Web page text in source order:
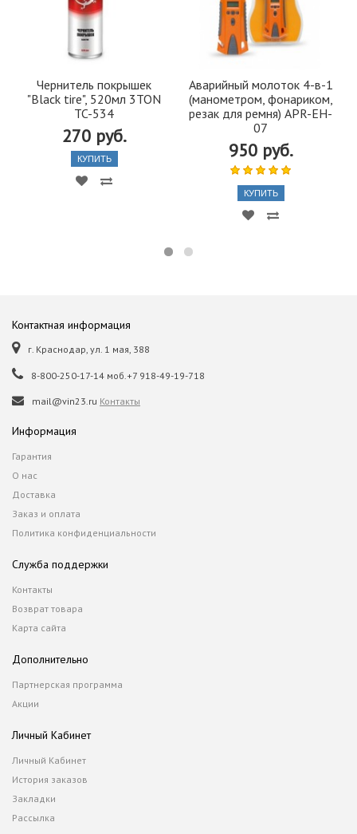
Чернитель покрышек
"Black tire", 520мл 3TON
TC-534
270 руб.
КУПИТЬ
Аварийный молоток 4-в-1
(манометром, фонариком,
резак для ремня) APR-EH-
07
950 руб.
КУПИТЬ
Контактная информация
г. Краснодар, ул. 1 мая, 388
8-800-250-17-14 моб.+7 918-49-19-718
mail@vin23.ru Контакты
Информация
Гарантия
О нас
Доставка
Заказ и оплата
Политика конфиденциальности
Служба поддержки
Контакты
Возврат товара
Карта сайта
Дополнительно
Партнерская программа
Акции
Личный Кабинет
Личный Кабинет
История заказов
Закладки
Рассылка